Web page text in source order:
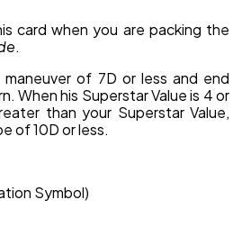
card when you are packing the
.
maneuver of 7D or less and end
When his Superstar Value is 4 or
than your Superstar Value,
of 10D or less.
Symbol)